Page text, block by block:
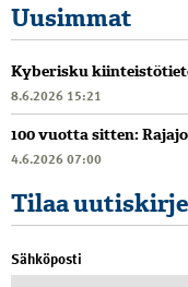
Uusimmat
Kyberisku
8.6.2026 15:21
100 vuotta sitten:
4.6.2026 07:00
Tilaa uutiskirje
Sähköposti